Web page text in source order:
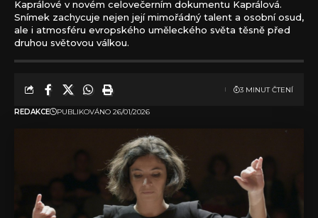
Kaprálové v novém celovečerním dokumentu Kaprálová.
Snímek zachycuje nejen její mimořádný talent a osobní osud,
ale i atmosféru evropského uměleckého světa těsně před
druhou světovou válkou.
REDAKCE PUBLIKOVÁNO 26/01/2026
3 MINUT ČTENÍ